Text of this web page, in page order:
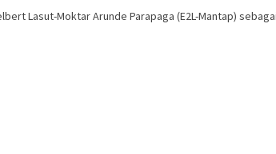
Lasut-Moktar Arunde Parapaga (E2L-Mantap)